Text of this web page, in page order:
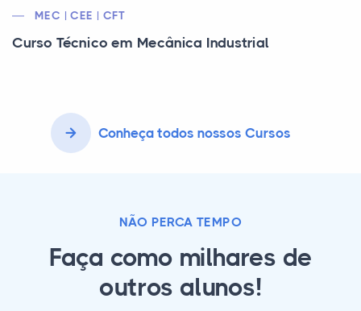
MEC | CEE | CFT
Curso Técnico em Mecânica Industrial
Conheça todos nossos Cursos
NÃO PERCA TEMPO
Faça como milhares de
outros alunos!